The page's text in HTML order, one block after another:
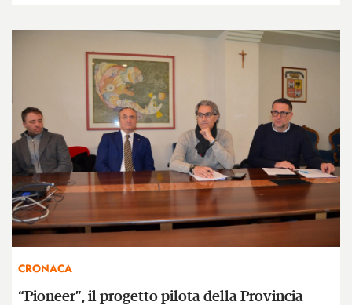
CRONACA
“Pioneer”, il progetto pilota della Provincia